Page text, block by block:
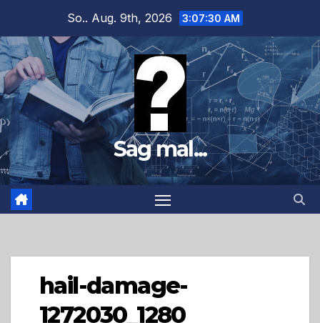
springen
So.. Aug. 9th, 2026 3:07:31 AM
Sag mal...
hail-damage-
1272030_1280